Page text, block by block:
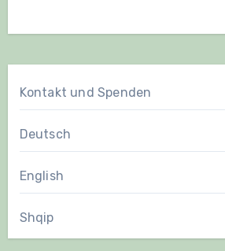
Kontakt und Spenden
Deutsch
English
Shqip